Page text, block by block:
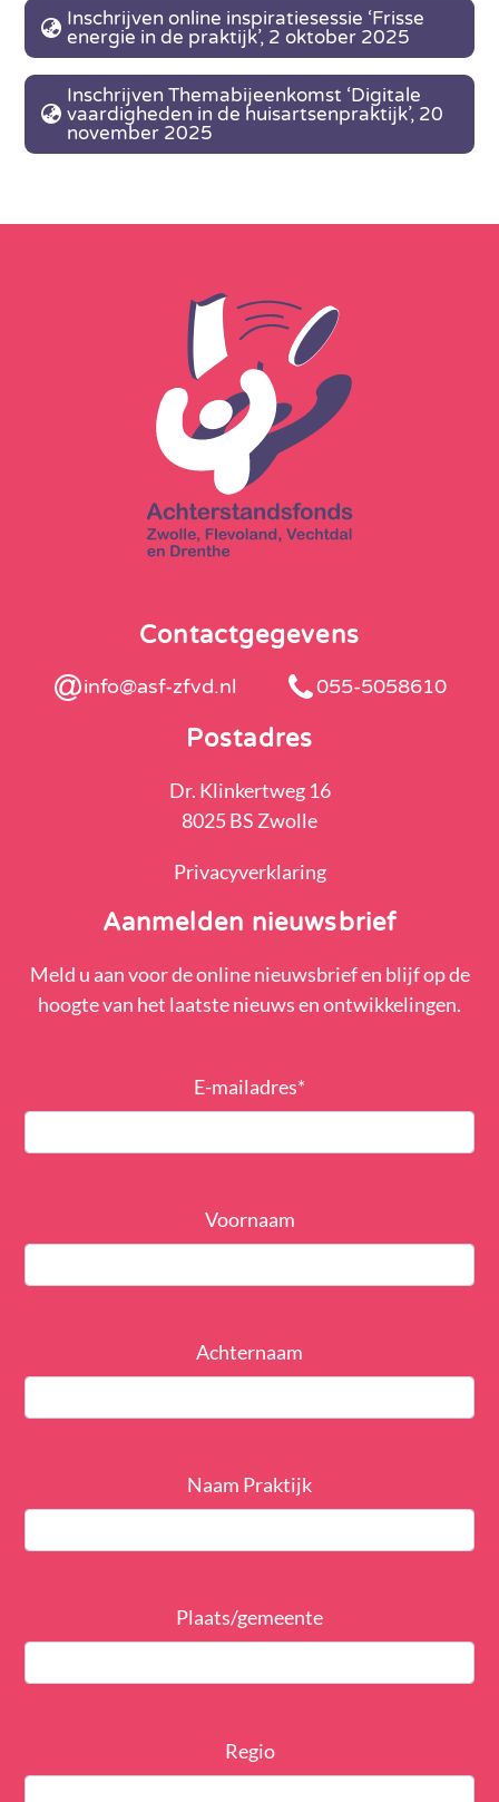
Inschrijven online inspiratiesessie ‘Frisse
energie in de praktijk’, 2 oktober 2025
Inschrijven Themabijeenkomst ‘Digitale
vaardigheden in de huisartsenpraktijk’, 20
november 2025
Contactgegevens
info@asf-zfvd.nl 055-5058610
Postadres
Dr. Klinkertweg 16
8025 BS Zwolle
Privacyverklaring
Aanmelden nieuwsbrief
Meld u aan voor de online nieuwsbrief en blijf op de
hoogte van het laatste nieuws en ontwikkelingen.
E-mailadres*
Voornaam
Achternaam
Naam Praktijk
Plaats/gemeente
Regio